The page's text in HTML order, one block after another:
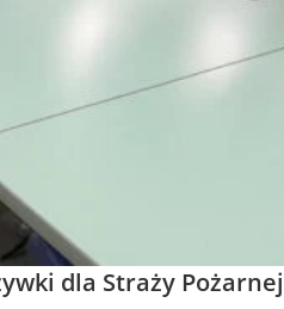
dla Straży